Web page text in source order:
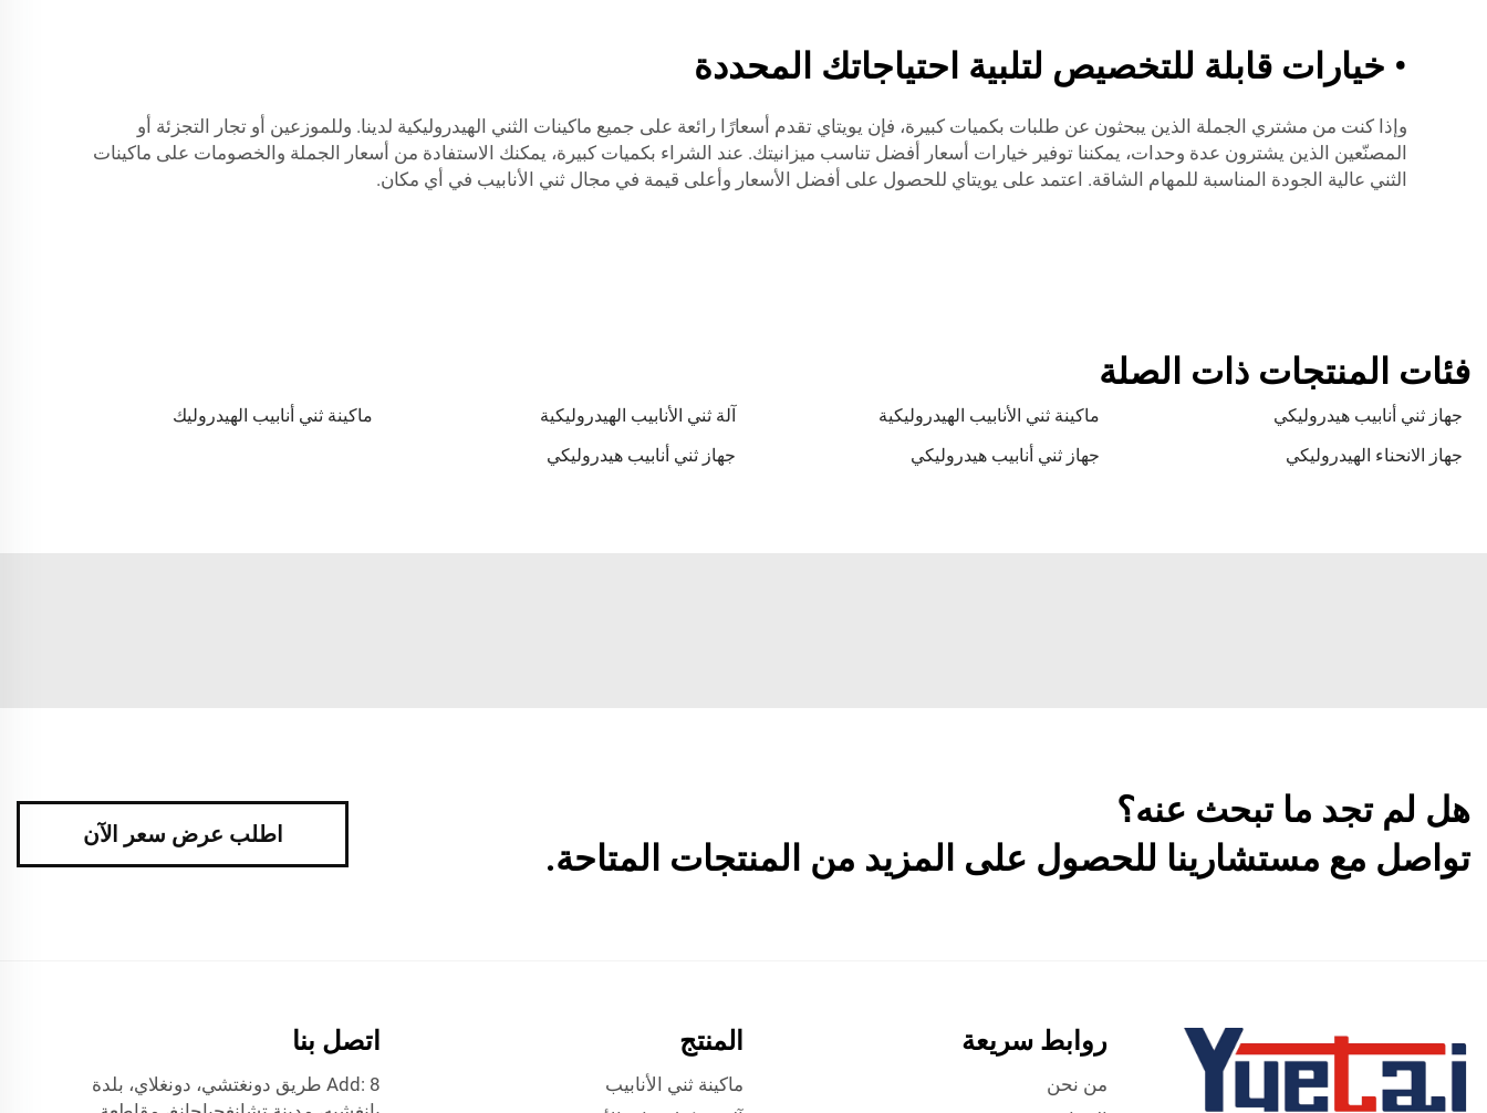
• خيارات قابلة للتخصيص لتلبية احتياجاتك المحددة
وإذا كنت من مشتري الجملة الذين يبحثون عن طلبات بكميات كبيرة، فإن يويتاي تقدم أسعارًا رائعة على جميع ماكينات الثني الهيدروليكية لدينا. وللموزعين أو تجار التجزئة أو
المصنّعين الذين يشترون عدة وحدات، يمكننا توفير خيارات أسعار أفضل تناسب ميزانيتك. عند الشراء بكميات كبيرة، يمكنك الاستفادة من أسعار الجملة والخصومات على ماكينات
الثني عالية الجودة المناسبة للمهام الشاقة. اعتمد على يويتاي للحصول على أفضل الأسعار وأعلى قيمة في مجال ثني الأنابيب في أي مكان.
فئات المنتجات ذات الصلة
جهاز ثني أنابيب هيدروليكي ماكينة ثني الأنابيب الهيدروليكية آلة ثني الأنابيب الهيدروليكية
ماكينة ثني أنابيب الهيدروليك
جهاز الانحناء الهيدروليكي
جهاز ثني أنابيب هيدروليكي جهاز ثني أنابيب هيدروليكي
هل لم تجد ما تبحث عنه؟
تواصل مع مستشارينا للحصول على المزيد من المنتجات المتاحة.
اطلب عرض سعر الآن
روابط سريعة
من نحن
المنتج
ماكينة ثني الأنابيب
اتصل بنا
Add: 8 طريق دونغتشي، دونغلاي، بلدة